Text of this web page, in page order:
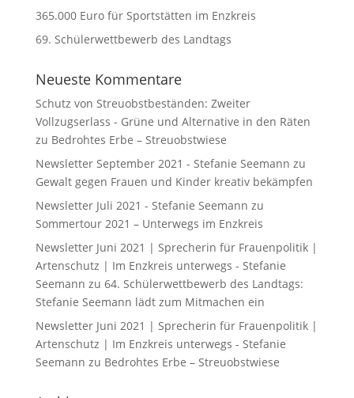
365.000 Euro für Sportstätten im Enzkreis
69. Schülerwettbewerb des Landtags
Neueste Kommentare
Schutz von Streuobstbeständen: Zweiter
Vollzugserlass - Grüne und Alternative in den Räten
zu Bedrohtes Erbe – Streuobstwiese
Newsletter September 2021 - Stefanie Seemann zu
Gewalt gegen Frauen und Kinder kreativ bekämpfen
Newsletter Juli 2021 - Stefanie Seemann zu
Sommertour 2021 – Unterwegs im Enzkreis
Newsletter Juni 2021 | Sprecherin für Frauenpolitik |
Artenschutz | Im Enzkreis unterwegs - Stefanie
Seemann zu 64. Schülerwettbewerb des Landtags:
Stefanie Seemann lädt zum Mitmachen ein
Newsletter Juni 2021 | Sprecherin für Frauenpolitik |
Artenschutz | Im Enzkreis unterwegs - Stefanie
Seemann zu Bedrohtes Erbe – Streuobstwiese